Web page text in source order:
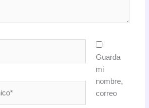
Guarda
mi
nombre,
correo